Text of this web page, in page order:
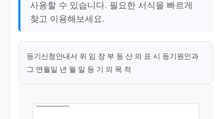
사용할 수 있습니다. 필요한 서식을 빠르게
찾고 이용해보세요.
등기신청안내서 위 임 장 부 동 산 의 표 시 등기원인과
그 연월일 년 월 일 등 기 의 목 적